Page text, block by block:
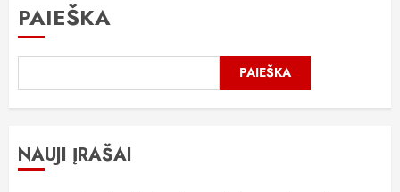
PAIEŠKA
PAIEŠKA
NAUJI ĮRAŠAI